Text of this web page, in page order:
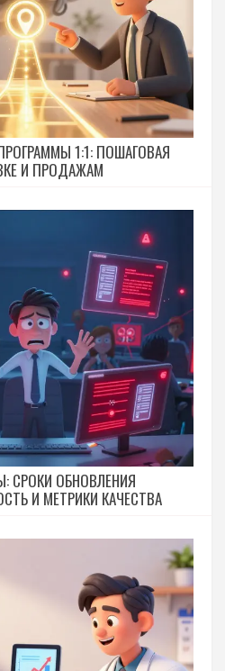
1:1: ПОШАГОВАЯ
И ПРОДАЖАМ
СРОКИ ОБНОВЛЕНИЯ
И МЕТРИКИ КАЧЕСТВА